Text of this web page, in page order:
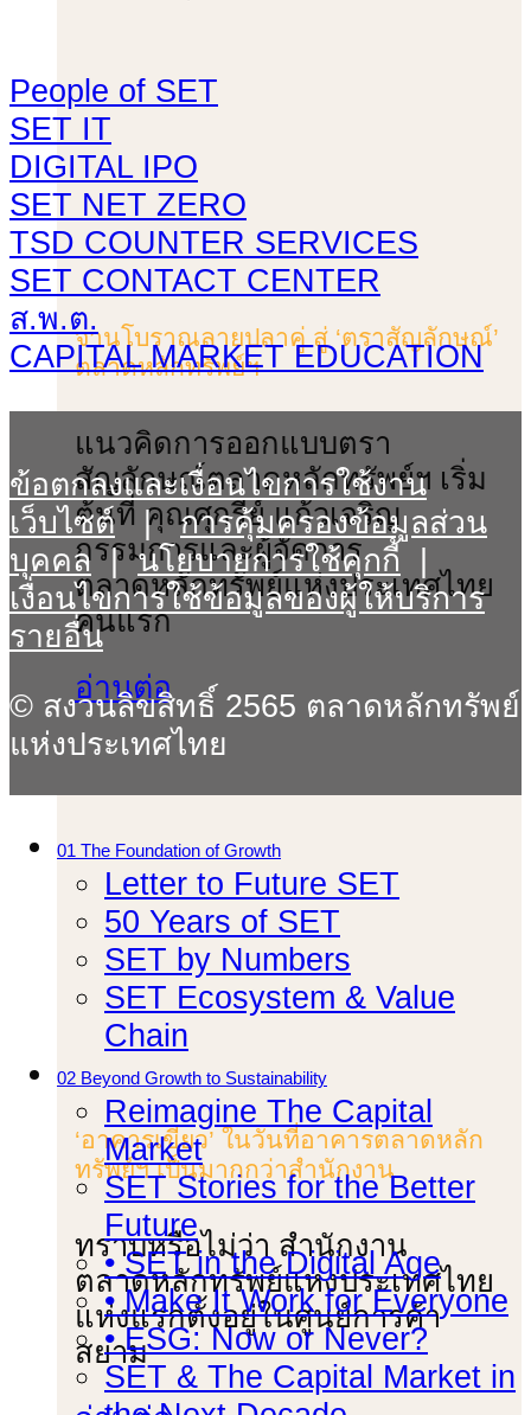
จานโบราณลายปลาคู่ สู่ ‘ตราสัญลักษณ์’
ตลาดหลักทรัพย์ฯ
แนวคิดการออกแบบตรา
สัญลักษณ์ตลาดหลักทรัพย์ฯ เริ่ม
ต้นที่ คุณศุกรีย์ แก้วเจริญ
กรรมการและผู้จัดการ
ตลาดหลักทรัพย์แห่งประเทศไทย
คนแรก
อ่านต่อ
‘อาคารเขียว’ ในวันที่อาคารตลาดหลัก
ทรัพย์ฯ เป็นมากกว่าสำนักงาน
ทราบหรือไม่ว่า สํานักงาน
ตลาดหลักทรัพย์แห่งประเทศไทย
แห่งแรกตั้งอยู่ในศูนย์การค้า
สยาม
People of SET
SET IT
DIGITAL IPO
SET NET ZERO
TSD COUNTER SERVICES
SET CONTACT CENTER
ส.พ.ต.
CAPITAL MARKET EDUCATION
ข้อตกลงและเงื่อนไขการใช้งาน
เว็บไซต์|การคุ้มครองข้อมูลส่วน
บุคคล|นโยบายการใช้คุกกี้
เงื่อนไขการใช้ข้อมูลของผู้ให้บริการ
รายอื่น
© สงวนลิขสิทธิ์ 2565 ตลาดหลักทรัพย์
แห่งประเทศไทย
01 The Foundation of Growth
Letter to Future SET
50 Years of SET
SET by Numbers
SET Ecosystem & Value
Chain
02 Beyond Growth to Sustainability
Reimagine The Capital
Market
SET Stories for the Better
Future
• SET in the Digital Age
• Make It Work for Everyone
• ESG: Now or Never?
SET & The Capital Market in